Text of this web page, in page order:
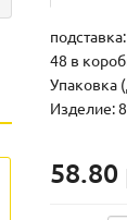
48 в
Упаковка
Изделие:
58.80